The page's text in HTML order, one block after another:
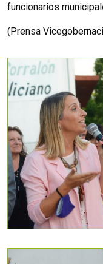
funcionarios
(Prensa